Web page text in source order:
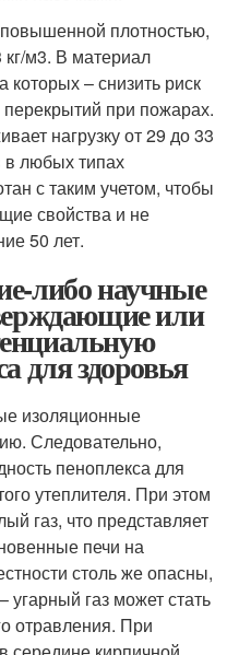
плотностью,
кг/м3. В материал
– снизить риск
при пожарах.
нагрузку от 29 до 33
в любых типах
с таким учетом, чтобы
свойства и не
50 лет.
либо научные
или
для здоровья
изоляционные
Следовательно,
пеноплекса для
утеплителя. При этом
газ, что представляет
печи на
столь же опасны,
угарный газ может стать
отравления. При